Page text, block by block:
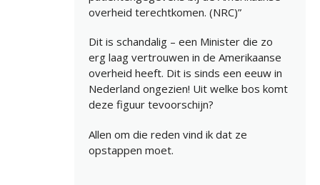
overheid terechtkomen. (NRC)”
Dit is schandalig – een Minister die zo
erg laag vertrouwen in de Amerikaanse
overheid heeft. Dit is sinds een eeuw in
Nederland ongezien! Uit welke bos komt
deze figuur tevoorschijn?
Allen om die reden vind ik dat ze
opstappen moet.